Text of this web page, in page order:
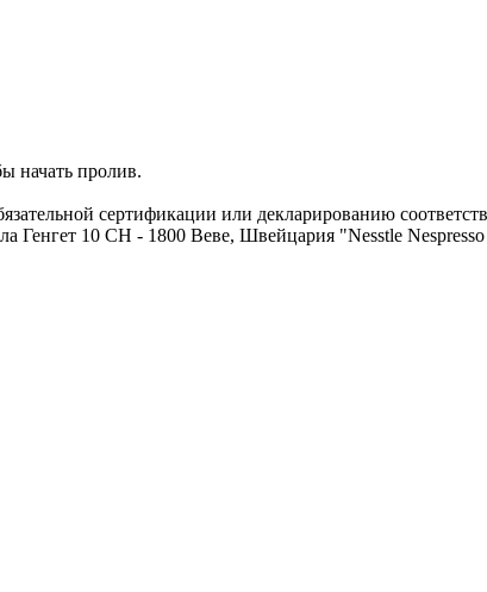
начать пролив.
сертификации или декларированию
Генгет 10 CH - 1800 Веве, Швейцария "Nesstle